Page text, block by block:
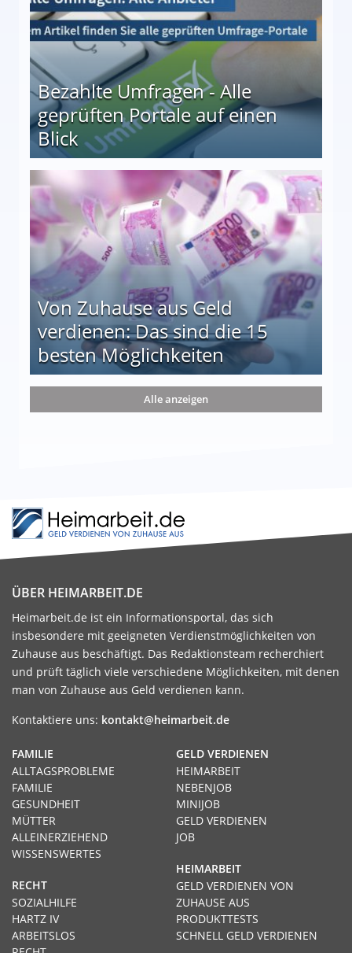
Bezahlte Umfragen - Alle
geprüften Portale auf einen
Blick
auf einen Blick
Von Zuhause aus Geld
verdienen: Das sind die 15
besten Möglichkeiten
die 15 besten Möglichkeiten
Alle anzeigen
ÜBER HEIMARBEIT.DE
Heimarbeit.de ist ein Informationsportal, das sich
insbesondere mit geeigneten Verdienstmöglichkeiten von
Zuhause aus beschäftigt. Das Redaktionsteam recherchiert
und prüft täglich viele verschiedene Möglichkeiten, mit denen
man von Zuhause aus Geld verdienen kann.
Kontaktiere uns: kontakt@heimarbeit.de
GELD VERDIENEN
HEIMARBEIT
NEBENJOB
MINIJOB
GELD VERDIENEN
JOB
HEIMARBEIT
GELD VERDIENEN VON
ZUHAUSE AUS
PRODUKTTESTS
SCHNELL GELD VERDIENEN
FAMILIE
ALLTAGSPROBLEME
FAMILIE
GESUNDHEIT
MÜTTER
ALLEINERZIEHEND
WISSENSWERTES
RECHT
SOZIALHILFE
HARTZ IV
ARBEITSLOS